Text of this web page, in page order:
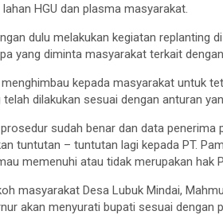
HGU dan plasma masyarakat.
dulu melakukan kegiatan replanting
yang diminta masyarakat terkait
kepada masyarakat untuk
dilakukan sesuai dengan anturan
sudah benar dan data
tuntutan – tuntutan lagi kepada PT.
memenuhi atau tidak merupakan hak
masyarakat Desa Lubuk Mindai,
akan menyurati bupati sesuai dengan